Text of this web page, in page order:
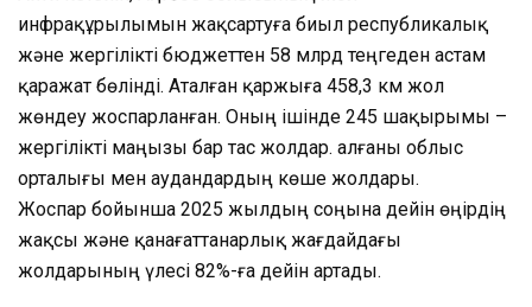
инфрақұрылымын жақсартуға биыл республикалық
және жергілікті бюджеттен 58 млрд теңгеден астам
қаражат бөлінді. Аталған қаржыға 458,3 км жол
жөндеу жоспарланған. Оның ішінде 245 шақырымы –
жергілікті маңызы бар тас жолдар. Қалғаны облыс
орталығы мен аудандардың көше жолдары.
Жоспар бойынша 2025 жылдың соңына дейін өңірдің
жақсы және қанағаттанарлық жағдайдағы
жолдарының үлесі 82%-ға дейін артады.